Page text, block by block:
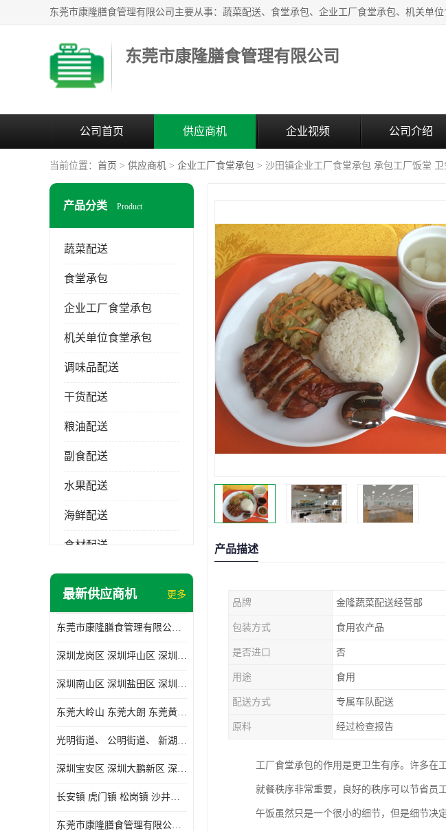
东莞市康隆膳食管理有限公司
公司首页 供应商机 企业视频 公司介绍
当前位置： 首页 > 供应商机 > 企业工厂食堂承包 > 沙田镇企业工厂食堂承包 承包工厂饭堂 卫
产品分类 Product
蔬菜配送
食堂承包
企业工厂食堂承包
机关单位食堂承包
调味品配送
干货配送
粮油配送
副食配送
水果配送
海鲜配送
食材配送
最新供应商机 更多
东莞市康隆膳食管理有限公司主要经营蔬菜配送 东莞食堂承包 光明蔬菜配送 深圳市食堂承包 深圳市蔬菜配送等业务 欢迎咨询了解
深圳龙岗区 深圳坪山区 深圳光明区 深圳龙华区
深圳南山区 深圳盐田区 深圳福田区 深圳罗湖区 深圳龙岗区
东莞大岭山 东莞大朗 东莞黄江 东莞樟木头 蔬菜配送
光明街道、 公明街道、 新湖街道、
深圳宝安区 深圳大鹏新区 深圳特别合作区
长安镇 虎门镇 松岗镇 沙井镇 公明镇 莞城街道 南城街道 东城街道 万江街道 石碣镇 石龙镇 茶山镇 石排镇 企石镇 横沥镇
东莞市康隆膳食管理有限公司 长安蔬菜配送 虎门蔬菜配送 大岭山蔬菜配送
产品描述
品牌 金隆蔬菜配送经营部
包装方式 食用农产品
是否进口 否
用途 食用
配送方式 专属车队配送
原料 经过检查报告
工厂食堂承包的作用是更卫生有序。许多在
就餐秩序非常重要，良好的秩序可以节省员
午饭虽然只是一个很小的细节，但是细节决